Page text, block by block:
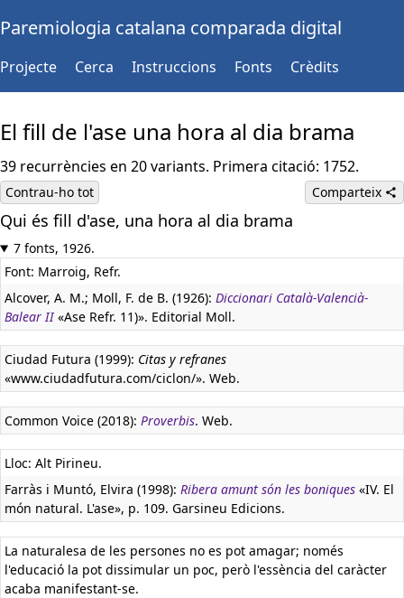
Paremiologia catalana comparada digital
Projecte Cerca Instruccions Fonts Crèdits
El fill de l'ase una hora al dia brama
39 recurrències en 20 variants. Primera citació: 1752.
Contrau-ho tot Comparteix
Qui és fill d'ase, una hora al dia brama
7 fonts, 1926.
Font: Marroig, Refr.
Alcover, A. M.; Moll, F. de B. (1926): Diccionari Català-Valencià-
Balear II«Ase Refr. 11)». Editorial Moll.
Ciudad Futura (1999): Citas y refranes
«www.ciudadfutura.com/ciclon/». Web.
Common Voice (2018): Proverbis. Web.
Lloc: Alt Pirineu.
Farràs i Muntó, Elvira (1998): Ribera amunt són les boniques «IV. El
món natural. L'ase», p. 109. Garsineu Edicions.
La naturalesa de les persones no es pot amagar; només
l'educació la pot dissimular un poc, però l'essència del caràcter
acaba manifestant-se.